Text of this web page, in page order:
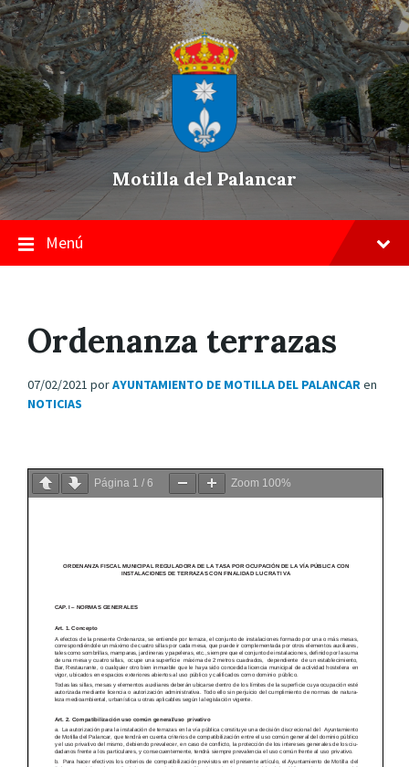
Skip
to
content
Saltar
a
la
navegación
principal
Saltar
a
pie
de
página
Motilla del Palancar
Menú
Ordenanza terrazas
07/02/2021 porAYUNTAMIENTO DE MOTILLA DEL PALANCARen
NOTICIAS
Página 1 / 6 Zoom 100%